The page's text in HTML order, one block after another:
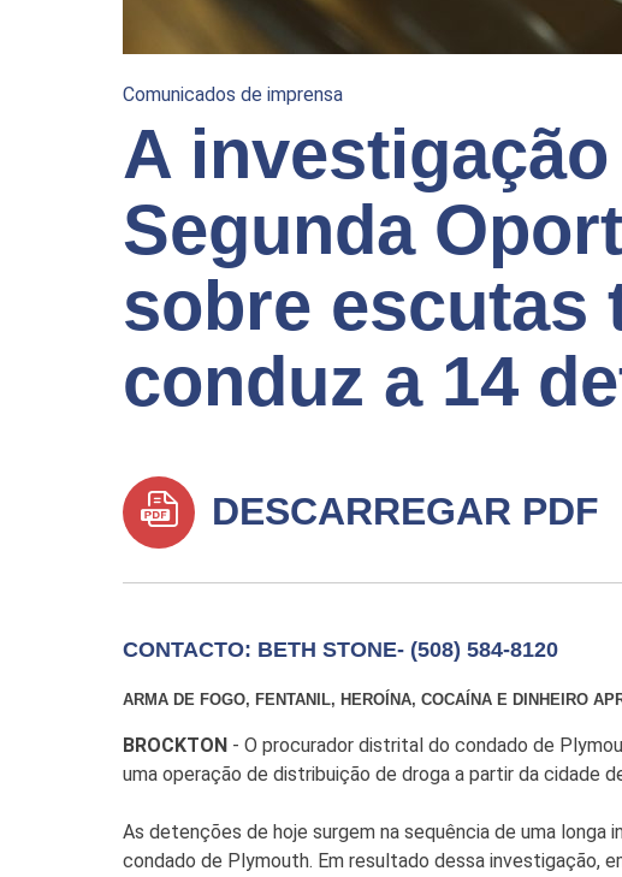
Comunicados de imprensa
A
Segunda
sobre escutas
conduz a 14
DESCARREGAR PDF
CONTACTO: BETH STONE- (508) 584-8120
ARMA DE FOGO, FENTANIL, HEROÍNA, COCAÍNA E DINHEIRO
BROCKTON - O procurador distrital do condado de
uma operação de distribuição de droga a partir da cidade
As detenções de hoje surgem na sequência de uma
condado de Plymouth. Em resultado dessa